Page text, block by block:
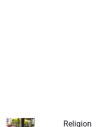
Religion